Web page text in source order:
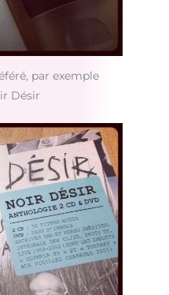
par exemple
Désir